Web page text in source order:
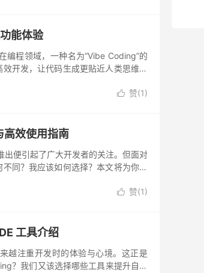
能体验
程领域，一种名为“Vibe Coding”的
开发，让代码生成更贴近人类思维逻
 赞(1)
效使用指南
便引起了广大开发者的关注。但面对
同？我应该如何选择？本文将为你全
 赞(1)
工具介绍
越注重开发时的体验与心境。这正是
？我们又该选择哪些工具来提升自己